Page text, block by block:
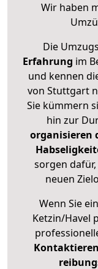
Wir haben
Die
Erfahrung im
und kennen
von Stuttgart
Sie kümmern
hin zur
organisieren
sorgen
neuen
Wenn Sie
Ketzin/Havel